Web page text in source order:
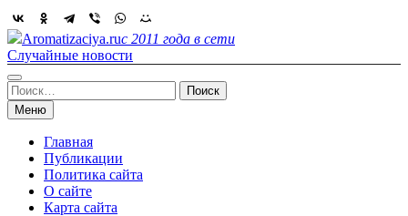
Skip
to
content
Aromatizaciya.ruс 2011 года в сети
Случайные новости
Найти:
Меню
Главная
Публикации
Политика сайта
О сайте
Карта сайта